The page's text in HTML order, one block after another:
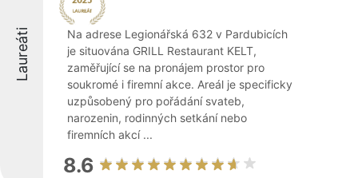
Laureáti
Na adrese Legionářská 632 v Pardubicích
je situována GRILL Restaurant KELT,
zaměřující se na pronájem prostor pro
soukromé i firemní akce. Areál je specificky
uzpůsobený pro pořádání svateb,
narozenin, rodinných setkání nebo
firemních akcí ...
8.6